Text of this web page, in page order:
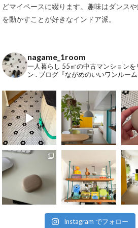
どマイペースに綴ります。趣味はダンス
を動かすことが好きなインドア派。
nagame_1room
一人暮らし 55㎡の中古マンションを
ン . ブログ『ながめのいいワンルーム
Instagram でフォロー